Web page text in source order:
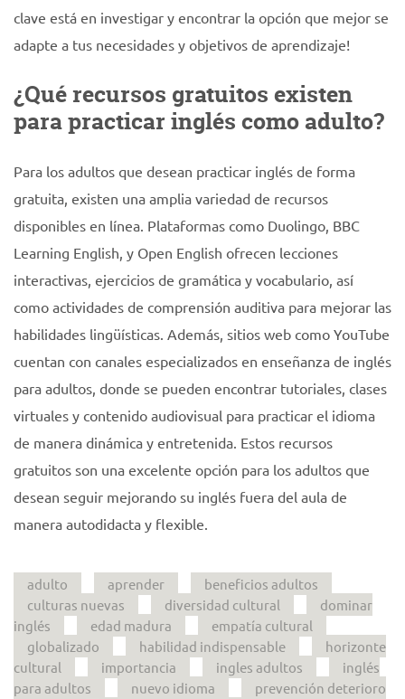
clave está en investigar y encontrar la opción que mejor se
adapte a tus necesidades y objetivos de aprendizaje!
¿Qué recursos gratuitos existen
para practicar inglés como adulto?
Para los adultos que desean practicar inglés de forma
gratuita, existen una amplia variedad de recursos
disponibles en línea. Plataformas como Duolingo, BBC
Learning English, y Open English ofrecen lecciones
interactivas, ejercicios de gramática y vocabulario, así
como actividades de comprensión auditiva para mejorar las
habilidades lingüísticas. Además, sitios web como YouTube
cuentan con canales especializados en enseñanza de inglés
para adultos, donde se pueden encontrar tutoriales, clases
virtuales y contenido audiovisual para practicar el idioma
de manera dinámica y entretenida. Estos recursos
gratuitos son una excelente opción para los adultos que
desean seguir mejorando su inglés fuera del aula de
manera autodidacta y flexible.
adulto aprender
beneficios adultos
culturas nuevas
diversidad cultural
dominar
inglés
edad madura
empatía cultural
globalizado
habilidad indispensable
horizonte
cultural
importancia ingles adultos
inglés
para adultos
nuevo idioma
prevención deterioro